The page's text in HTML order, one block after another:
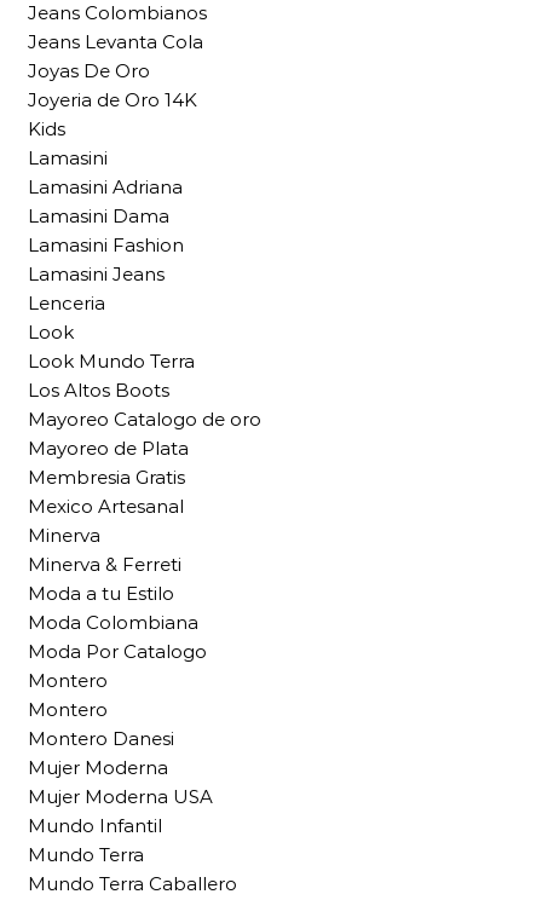
Jeans Colombianos
Jeans Levanta Cola
Joyas De Oro
Joyeria de Oro 14K
Kids
Lamasini
Lamasini Adriana
Lamasini Dama
Lamasini Fashion
Lamasini Jeans
Lenceria
Look
Look Mundo Terra
Los Altos Boots
Mayoreo Catalogo de oro
Mayoreo de Plata
Membresia Gratis
Mexico Artesanal
Minerva
Minerva & Ferreti
Moda a tu Estilo
Moda Colombiana
Moda Por Catalogo
Montero
Montero
Montero Danesi
Mujer Moderna
Mujer Moderna USA
Mundo Infantil
Mundo Terra
Mundo Terra Caballero